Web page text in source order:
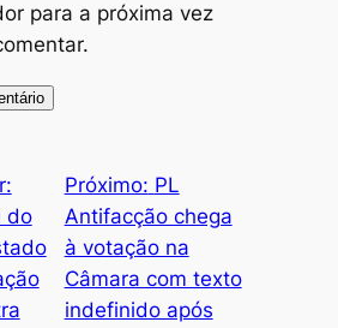
para a próxima vez
do
Próximo: PL
Antifacção chega
à votação na
Câmara com texto
indefinido após